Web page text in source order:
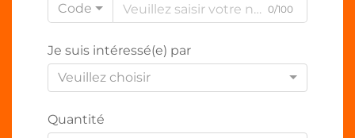
Code
0/100
Je suis intéressé(e) par
Veuillez choisir
Quantité